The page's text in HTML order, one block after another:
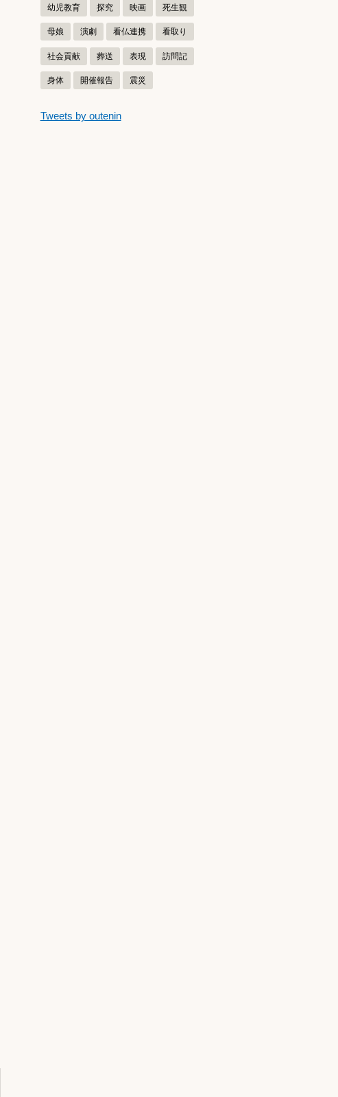
幼児教育 探究 映画 死生観
母娘 演劇 看仏連携 看取り
社会貢献 葬送 表現 訪問記
身体 開催報告 震災
つぶやきをスキップする
Tweets by outenin